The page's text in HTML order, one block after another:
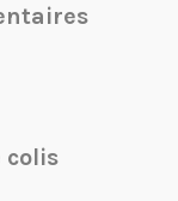
colis